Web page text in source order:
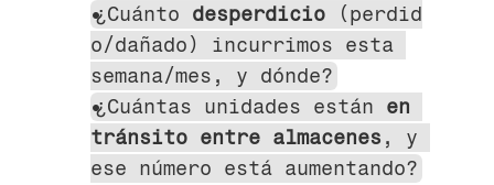
¿Cuánto desperdicio (perdid
o/dañado) incurrimos esta
semana/mes, y dónde?
¿Cuántas unidades están en
tránsito entre almacenes , y
ese número está aumentando?